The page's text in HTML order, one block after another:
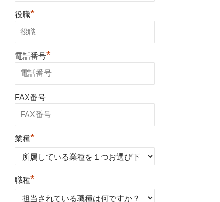
役職*
電話番号*
FAX番号
業種*
職種*